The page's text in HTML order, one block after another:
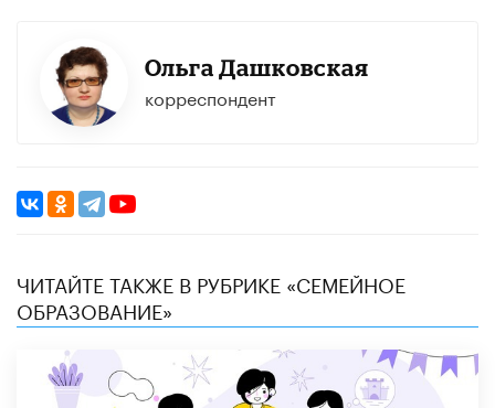
Ольга Дашковская
корреспондент
ЧИТАЙТЕ ТАКЖЕ В РУБРИКЕ «СЕМЕЙНОЕ
ОБРАЗОВАНИЕ»